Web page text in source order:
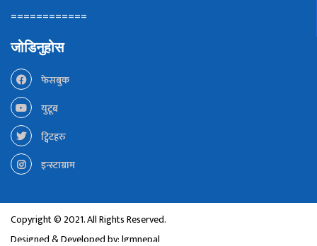
============
जोडिनुहोस
फेसबुक
युटूब
ट्विटहरु
इन्स्टाग्राम
Copyright © 2021. All Rights Reserved.
Designed & Developed by:lgmnepal